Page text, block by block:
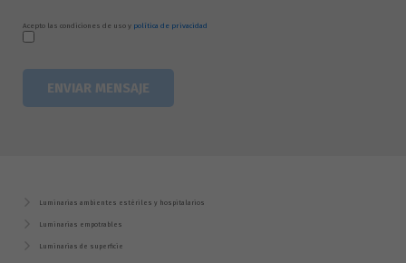
Acepto las condiciones de uso y política de privacidad
Luminarias ambientes estériles y hospitalarios
Luminarias empotrables
Luminarias de superficie